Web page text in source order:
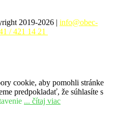
2019-2026 | info@obec-
/ 421 14 21
cookie, aby pomohli stránke
predpokladať, že súhlasíte s
... čítaj viac